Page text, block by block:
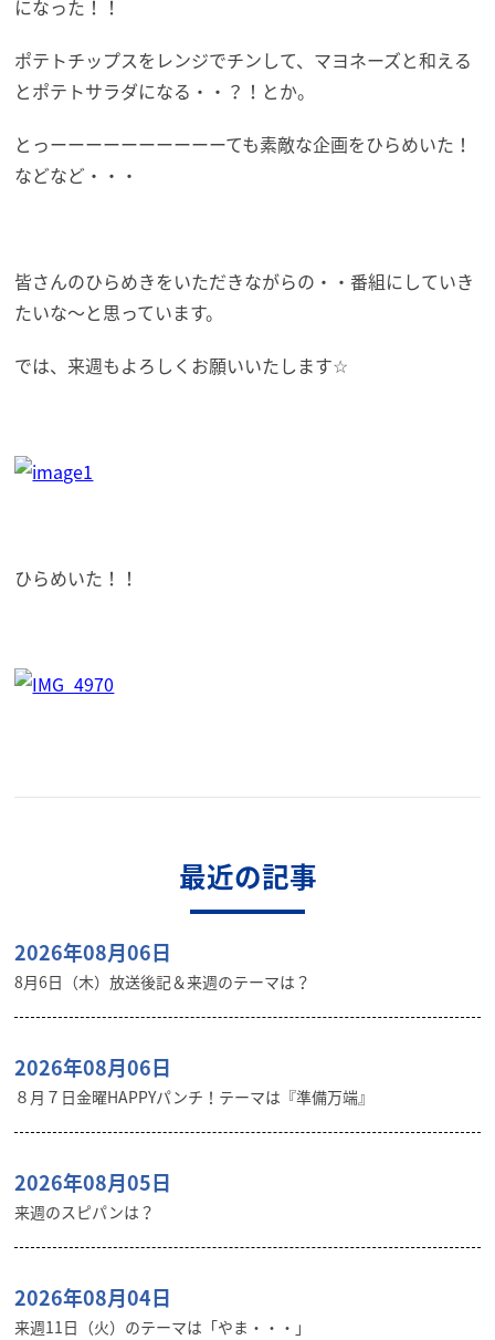
になった！！
ポテトチップスをレンジでチンして、マヨネーズと和える
とポテトサラダになる・・？！とか。
とっーーーーーーーーーーても素敵な企画をひらめいた！
などなど・・・
皆さんのひらめきをいただきながらの・・番組にしていき
たいな～と思っています。
では、来週もよろしくお願いいたします☆
ひらめいた！！
最近の記事
2026年08月06日
8月6日（木）放送後記＆来週のテーマは？
2026年08月06日
８月７日金曜HAPPYパンチ！テーマは『準備万端』
2026年08月05日
来週のスピパンは？
2026年08月04日
来週11日（火）のテーマは「やま・・・」